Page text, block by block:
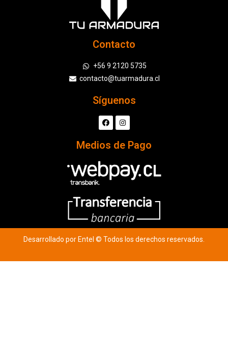
Contacto
+56 9 2120 5735
contacto@tuarmadura.cl
Síguenos
Medios de Pago
Desarrollado por Entel © Todos los derechos reservados.